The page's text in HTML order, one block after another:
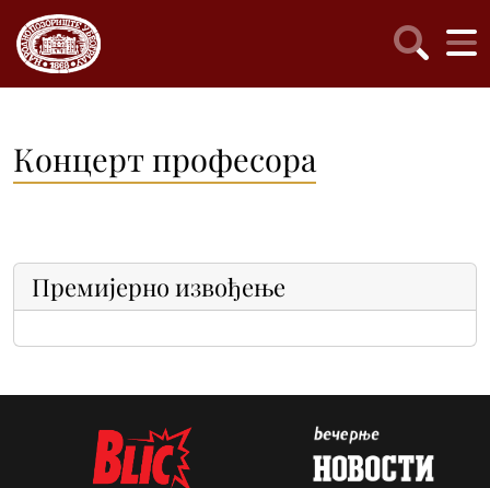
Концерт професора
Премијерно извођење